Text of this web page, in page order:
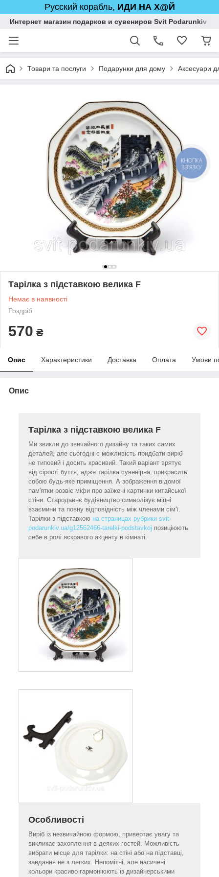
Русский корабль, ИДИ НА Х@Й
Интернет магазин подарков и сувениров Svit Podarunkiv
Товари та послуги Подарунки для дому Аксесуари
Тарілка з підставкою велика F
Немає в наявності
Роздріб
570 ₴
Опис Характеристики Доставка Оплата Умови
Опис
Тарілка з підставкою велика F
Ми звикли до звичайного дизайну та таких самих
деталей, але сьогодні є можливість придбати виріб
не типовий і досить красивий. Такий варіант врятує
від сірості буття, адже тарілка сувенірна, прикрасить
собою будь-яке приміщення. А зображення відомої
пам'ятки розвіє міфи про заїжені картинки китайської
стіни. Стародавнє будівництво символізує міцні
взаємини та повну відповідність між членами сім'ї.
Тарілки з підставкою на страницах рубрики svit-
podarunkiv.ua/g12562466-tarelki-podstavkoj позиціюють
себе в ролі яскравого акценту в кімнаті.
Особливості
Виріб із незвичайною формою, привертає увагу та
викликає захоплення в деяких гостей. Можливість
вибрати місце для тарілки: на стіні або на підставці,
завдання не з легких. Непомітні, але насичені
кольори красиво гармоніюють із дизайнерськими
КНОПКА
ЗВ'ЯЗКУ